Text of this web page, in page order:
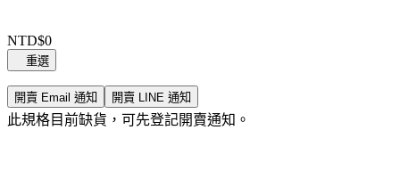
1
of
0
NTD$0
重選
開賣 Email 通知 開賣 LINE 通知
此規格目前缺貨，可先登記開賣通知。